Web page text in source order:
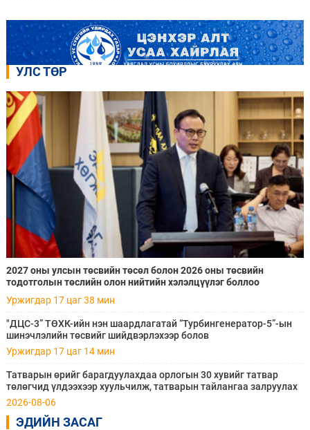
УЛС ТӨР
2027 оны улсын төсвийн төсөл болон 2026 оны төсвийн
тодотголын төслийн олон нийтийн хэлэлцүүлэг боллоо
Уржигдар 17 цаг 38 мин
"ДЦС-3” ТӨХК-ийн нэн шаардлагатай “Турбингенератор-5”-ын
шинэчлэлийн төсвийг шийдвэрлэхээр болов
Уржигдар 17 цаг 14 мин
Татварын өрийг барагдуулахдаа орлогын 30 хувийг татвар
төлөгчид үлдээхээр хуульчилж, татварын тайлангаа залруулах
хугацааг хоёр жил болгон сунгажээ
2026-08-06
ЭДИЙН ЗАСАГ